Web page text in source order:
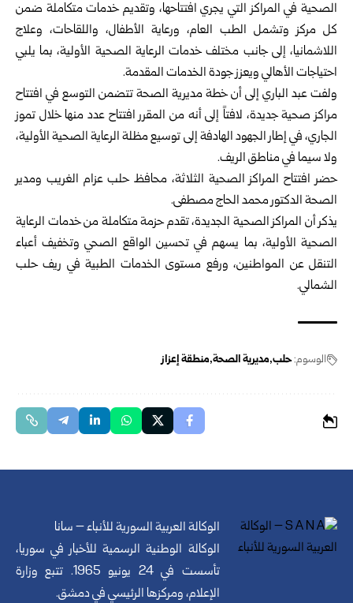
الصحية في المراكز التي يجري افتتاحها، وتقديم خدمات متكاملة ضمن
كل مركز وتشمل الطب العام، ورعاية الأطفال، واللقاحات، وعلاج
اللاشمانيا، إلى جانب مختلف خدمات الرعاية الصحية الأولية، بما يلبي
احتياجات الأهالي ويعزز جودة الخدمات المقدمة.
ولفت عبد الباري إلى أن خطة مديرية الصحة تتضمن التوسع في افتتاح
مراكز صحية جديدة، لافتاً إلى أنه من المقرر افتتاح عدد منها خلال تموز
الجاري، في إطار الجهود الهادفة إلى توسيع مظلة الرعاية الصحية الأولية،
ولا سيما في مناطق الريف.
حضر افتتاح المراكز الصحية الثلاثة، محافظ حلب عزام الغريب ومدير
الصحة الدكتور محمد الحاج مصطفى.
يذكر أن المراكز الصحية الجديدة، تقدم حزمة متكاملة من خدمات الرعاية
الصحية الأولية، بما يسهم في تحسين الواقع الصحي وتخفيف أعباء
التنقل عن المواطنين، ورفع مستوى الخدمات الطبية في ريف حلب
الشمالي.
الوسوم:حلب مديرية الصحة منطقة إعزاز
الوكالة العربية السورية للأنباء – سانا
الوكالة الوطنية الرسمية للأخبار في سوريا،
تأسست في 24 يونيو 1965. تتبع وزارة
الإعلام، ومركزها الرئيسي في دمشق.